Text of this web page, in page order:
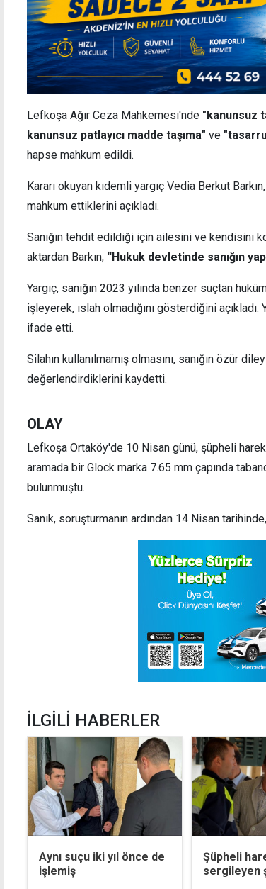
Lefkoşa Ağır Ceza Mahkemesi'nde "kanunsuz
kanunsuz patlayıcı madde taşıma" ve
hapse mahkum edildi.
Kararı okuyan kıdemli yargıç Vedia Berkut
mahkum ettiklerini açıkladı.
Sanığın tehdit edildiği için ailesini ve kendisini
aktardan Barkın, “Hukuk devletinde sanığın
Yargıç, sanığın 2023 yılında benzer suçtan
işleyerek, ıslah olmadığını gösterdiğini
ifade etti.
Silahın kullanılmamış olmasını, sanığın özür
değerlendirdiklerini kaydetti.
OLAY
Lefkoşa Ortaköy'de 10 Nisan günü, şüpheli
aramada bir Glock marka 7.65 mm çapında
bulunmuştu.
Sanık, soruşturmanın ardından 14 Nisan
İLGİLİ HABERLER
Aynı suçu iki yıl önce de
işlemiş
Şüpheli
sergileyen
Türkiye'den Kıbrıs mesajı: AB tarafsızlığını
2004'te kaybetti